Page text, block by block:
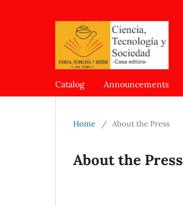
Catalog Announcements
Home / About the Press
About the Press